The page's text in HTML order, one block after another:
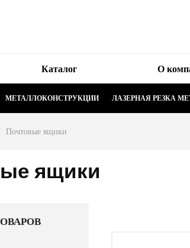
Каталог О
МЕТАЛЛОКОНСТРУКЦИИ ЛАЗЕРНАЯ РЕЗКА
Почтовые ящики
ящики